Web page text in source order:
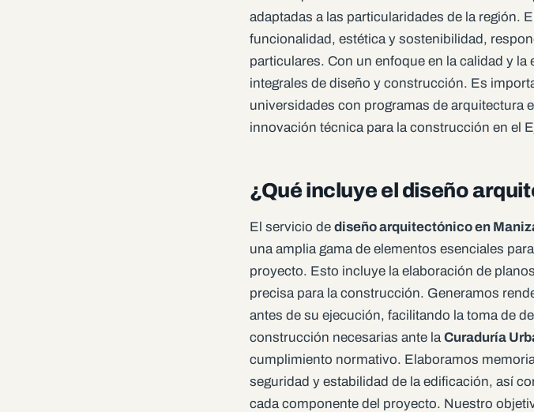
adaptadas a las particularidades de la región.
funcionalidad, estética y sostenibilidad,
particulares. Con un enfoque en la calidad y
integrales de diseño y construcción. Es
universidades con programas de arquitectura
innovación técnica para la construcción en el
¿Qué incluye el diseño
El servicio de diseño arquitectónico en
una amplia gama de elementos esenciales
proyecto. Esto incluye la elaboración de
precisa para la construcción. Generamos
antes de su ejecución, facilitando la toma de
construcción necesarias ante laCuraduría
cumplimiento normativo. Elaboramos
seguridad y estabilidad de la edificación, así
cada componente del proyecto. Nuestro